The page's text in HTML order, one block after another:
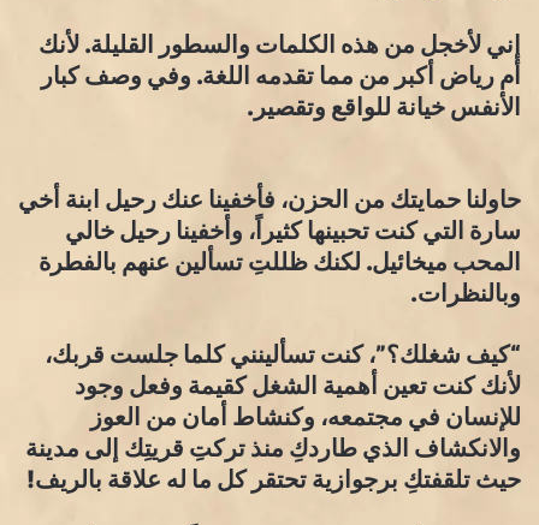
إني لأخجل من هذه الكلمات والسطور القليلة. لأنك
أم رياض أكبر من مما تقدمه اللغة. وفي وصف كبار
الأنفس خيانة للواقع وتقصير.
حاولنا حمايتك من الحزن، فأخفينا عنك رحيل ابنة أخي
سارة التي كنت تحبينها كثيراً، وأخفينا رحيل خالي
المحب ميخائيل. لكنك ظللتِ تسألين عنهم بالفطرة
وبالنظرات.
“كيف شغلك؟”، كنت تسألينني كلما جلست قربك،
لأنك كنت تعين أهمية الشغل كقيمة وفعل وجود
للإنسان في مجتمعه، وكنشاط أمان من العوز
والانكشاف الذي طاردكِ منذ تركتِ قريتِك إلى مدينة
حيث تلقفتكِ برجوازية تحتقر كل ما له علاقة بالريف!